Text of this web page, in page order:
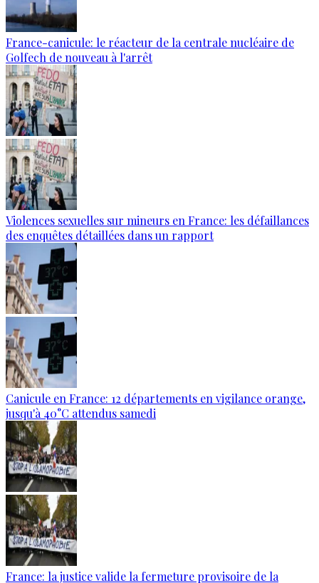
France-canicule: le réacteur de la centrale nucléaire de
Golfech de nouveau à l'arrêt
Violences sexuelles sur mineurs en France: les défaillances
des enquêtes détaillées dans un rapport
Canicule en France: 12 départements en vigilance orange,
jusqu'à 40°C attendus samedi
France: la justice valide la fermeture provisoire de la